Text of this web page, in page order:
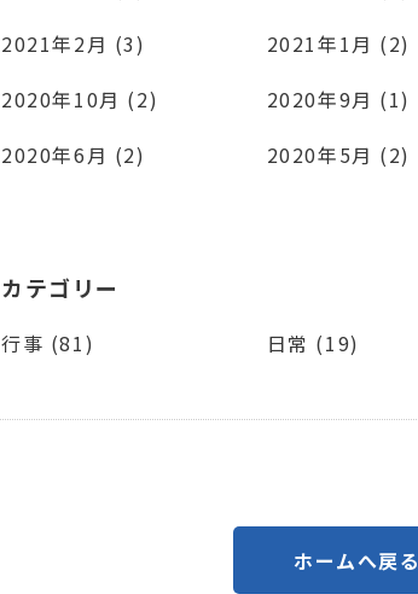
2021年2月 (3)
2021年1月 (2)
2020年10月 (2)
2020年9月 (1)
2020年6月 (2)
2020年5月 (2)
カテゴリー
行事 (81) 日常 (19)
ホームへ戻る